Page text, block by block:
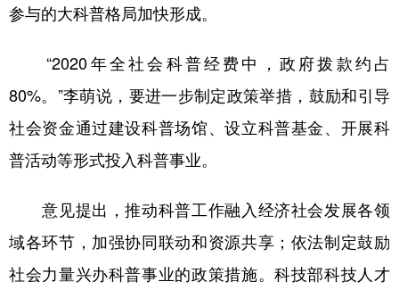
参与的大科普格局加快形成。
“2020年全社会科普经费中，政府拨款约占
80%。”李萌说，要进一步制定政策举措，鼓励和引导
社会资金通过建设科普场馆、设立科普基金、开展科
普活动等形式投入科普事业。
意见提出，推动科普工作融入经济社会发展各领
域各环节，加强协同联动和资源共享；依法制定鼓励
社会力量兴办科普事业的政策措施。科技部科技人才